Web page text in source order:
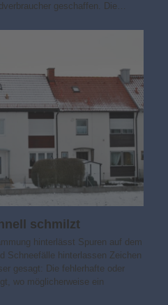
geschaffen. Die…
schmilzt
hinterlässt Spuren auf dem
Schneefälle hinterlassen Zeichen
gesagt: Die fehlerhafte oder
wo möglicherweise ein